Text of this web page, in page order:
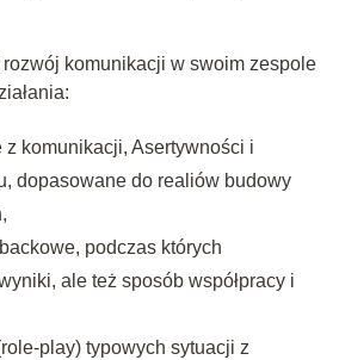
komunikacji w swoim zespole
z komunikacji, Asertywności i
dopasowane do realiów budowy
podczas których
ale też sposób współpracy i
play) typowych sytuacji z